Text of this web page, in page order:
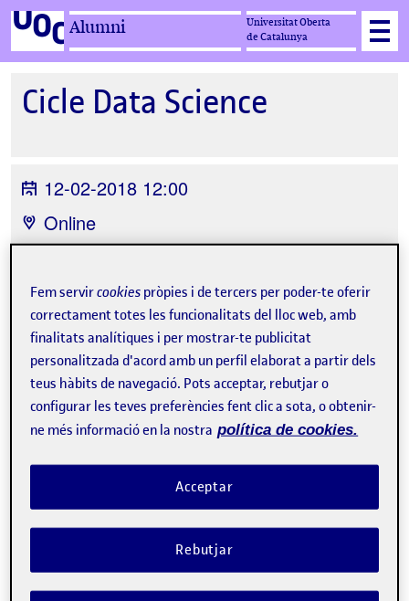
Alumni
Universitat Oberta
de Catalunya
Cicle Data Science
12-02-2018 12:00
Online
Tweet
Contacte
Sobre l'esdeveniment
Anàlisi i gestió de bases de dades
continguts
Fem servircookies pròpies i de tercers per poder-te oferir
correctament totes les funcionalitats del lloc web, amb
finalitats analítiques i per mostrar-te publicitat
personalitzada d'acord amb un perfil elaborat a partir dels
teus hàbits de navegació. Pots acceptar, rebutjar o
configurar les teves preferències fent clic a sota, o obtenir-
ne més informació en la nostra política de cookies.
Rebutjar
Acceptar